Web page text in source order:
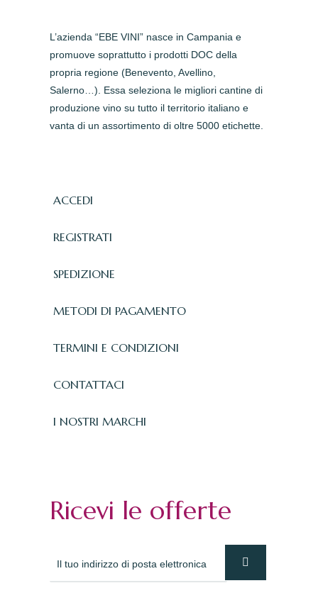
L’azienda “EBE VINI” nasce in Campania e
promuove soprattutto i prodotti DOC della
propria regione (Benevento, Avellino,
Salerno…). Essa seleziona le migliori cantine di
produzione vino su tutto il territorio italiano e
vanta di un assortimento di oltre 5000 etichette.
ACCEDI
REGISTRATI
SPEDIZIONE
METODI DI PAGAMENTO
TERMINI E CONDIZIONI
CONTATTACI
I NOSTRI MARCHI
Ricevi le offerte